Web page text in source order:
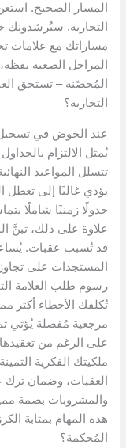
المسار الصحيح.
التجارية. سيُرشدونك
مساراتك مع علامات
المراحل الصعبة
المُحصّنة – تستحق
التجارية؟
عند الخوض في تسجيل
يُمثل الالتزام
تتسلل المواعيد
يؤدي غالبًا إلى تعطل
جدولًا زمنيًا شاملًا
علاوة على ذلك، تبنَّ
قد تُسبب عقبات.
المستجدات على
رسوم طلب العلامة
تُكلفك الأخطاء أكثر
مرجعية مُفصلة يُؤتي
على الرغم من
ملكيتك الفكرية
العقبات، وضمان ترك
والمشروبات بصمة
هذه المهام بمثابة
المُحكمة؟